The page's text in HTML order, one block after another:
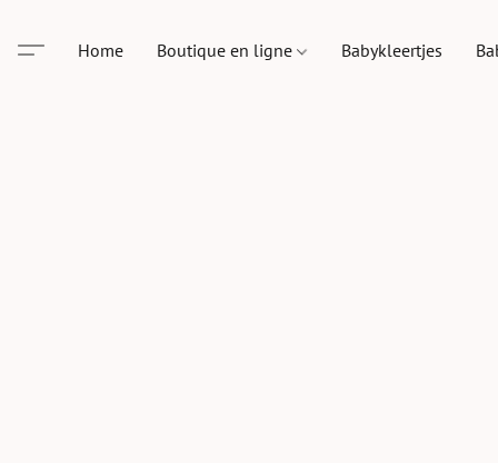
Home Boutique en ligne Babykleertjes